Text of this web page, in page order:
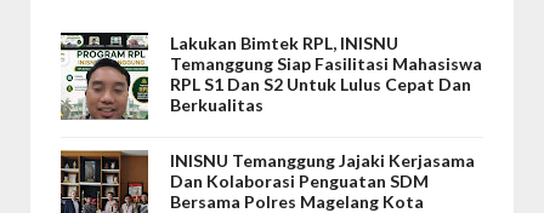
Lakukan Bimtek RPL, INISNU
Temanggung Siap Fasilitasi Mahasiswa
RPL S1 Dan S2 Untuk Lulus Cepat Dan
Berkualitas
INISNU Temanggung Jajaki Kerjasama
Dan Kolaborasi Penguatan SDM
Bersama Polres Magelang Kota